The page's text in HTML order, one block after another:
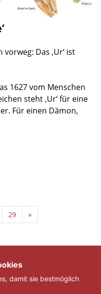
Das ‚Ur‘ ist
1627 vom Menschen
steht ‚Ur‘ für eine
Für einen Dämon,
29 »
damit sie bestmöglich